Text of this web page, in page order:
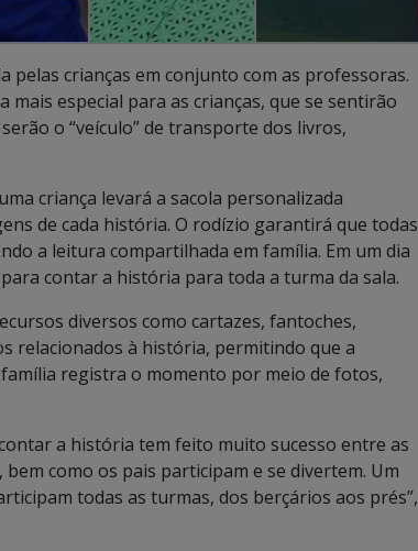
pelas crianças em conjunto com as professoras.
especial para as crianças, que se sentirão
o “veículo” de transporte dos livros,
criança levará a sacola personalizada
de cada história. O rodízio garantirá que todas
a leitura compartilhada em família. Em um dia
contar a história para toda a turma da sala.
diversos como cartazes, fantoches,
relacionados à história, permitindo que a
registra o momento por meio de fotos,
a história tem feito muito sucesso entre as
como os pais participam e se divertem. Um
todas as turmas, dos berçários aos prés”,